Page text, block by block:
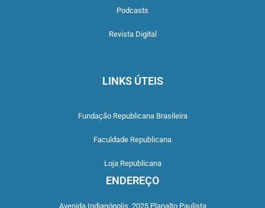
Podcasts
Revista Digital
LINKS ÚTEIS
Fundação Republicana Brasileira
Faculdade Republicana
Loja Republicana
ENDEREÇO
Avenida Indianópolis, 2025 Planalto Paulista